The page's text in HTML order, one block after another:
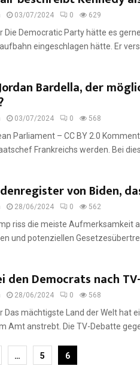
03/07/2024 0 629
Die Democratic Party hätte es
eingeschlagen hätte. Er
Bardella, der
03/07/2024 0 568
Parliament – CC BY 2.0
Frankreichs werden. Bei
von Biden,
28/06/2024 0 562
riss die meiste Aufmerksamkeit
und potenziellen
den Democrats nach
28/06/2024 0 568
Das mächtigste Land der Welt hat
Amt anstrebt. Die TV-Debatte
… 5 6